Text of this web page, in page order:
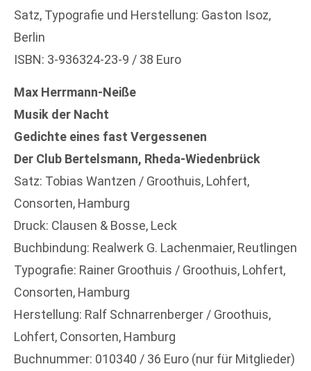
Satz, Typografie und Herstellung: Gaston Isoz,
Berlin
ISBN: 3-936324-23-9 / 38 Euro
Max Herrmann-Neiße
Musik der Nacht
Gedichte eines fast Vergessenen
Der Club Bertelsmann, Rheda-Wiedenbrück
Satz: Tobias Wantzen / Groothuis, Lohfert,
Consorten, Hamburg
Druck: Clausen & Bosse, Leck
Buchbindung: Realwerk G. Lachenmaier, Reutlingen
Typografie: Rainer Groothuis / Groothuis, Lohfert,
Consorten, Hamburg
Herstellung: Ralf Schnarrenberger / Groothuis,
Lohfert, Consorten, Hamburg
Buchnummer: 010340 / 36 Euro (nur für Mitglieder)